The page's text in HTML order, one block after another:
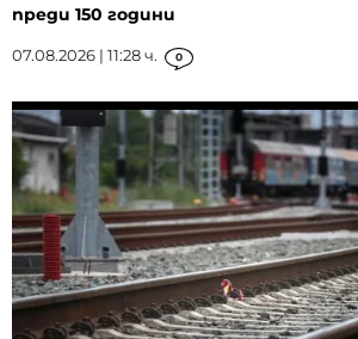
преди 150 години
07.08.2026 | 11:28 ч. 0